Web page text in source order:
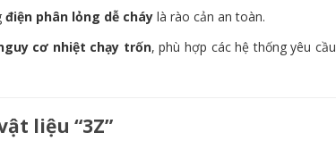
điện phân lỏng dễ cháy là rào cản an toàn.
cơ nhiệt chạy trốn, phù hợp các hệ thống yêu cầu
liệu “3Z”